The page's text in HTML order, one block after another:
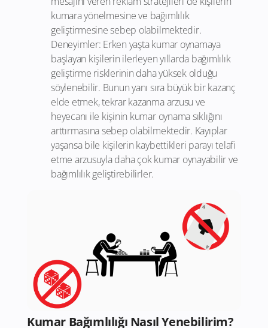
kumara yönelmesine ve bağımlılık
geliştirmesine sebep olabilmektedir.
Deneyimler: Erken yaşta kumar oynamaya
başlayan kişilerin ilerleyen yıllarda bağımlılık
geliştirme risklerinin daha yüksek olduğu
söylenebilir. Bunun yanı sıra büyük bir kazanç
elde etmek, tekrar kazanma arzusu ve
heyecanı ile kişinin kumar oynama sıklığını
arttırmasına sebep olabilmektedir. Kayıplar
yaşansa bile kişilerin kaybettikleri parayı telafi
etme arzusuyla daha çok kumar oynayabilir ve
bağımlılık geliştirebilirler.
Kumar Bağımlılığı Nasıl Yenebilirim?